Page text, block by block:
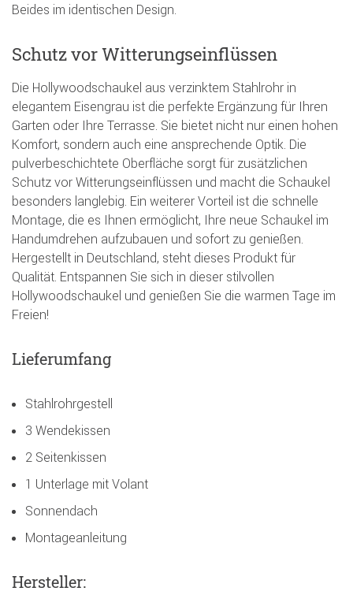
Beides im identischen Design.
Schutz vor Witterungseinflüssen
Die Hollywoodschaukel aus verzinktem Stahlrohr in
elegantem Eisengrau ist die perfekte Ergänzung für Ihren
Garten oder Ihre Terrasse. Sie bietet nicht nur einen hohen
Komfort, sondern auch eine ansprechende Optik. Die
pulverbeschichtete Oberfläche sorgt für zusätzlichen
Schutz vor Witterungseinflüssen und macht die Schaukel
besonders langlebig. Ein weiterer Vorteil ist die schnelle
Montage, die es Ihnen ermöglicht, Ihre neue Schaukel im
Handumdrehen aufzubauen und sofort zu genießen.
Hergestellt in Deutschland, steht dieses Produkt für
Qualität. Entspannen Sie sich in dieser stilvollen
Hollywoodschaukel und genießen Sie die warmen Tage im
Freien!
Lieferumfang
Stahlrohrgestell
3 Wendekissen
2 Seitenkissen
1 Unterlage mit Volant
Sonnendach
Montageanleitung
Hersteller: